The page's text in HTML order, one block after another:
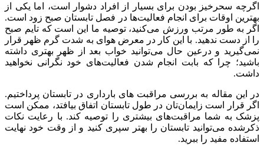
اگرچه سحرخیز بودن برای بسیار از افراد دشوار است، اما یکی از
بهترین اوقات برای انجام فعالیت‌ها در فصل تابستان صبح زود است.
اگر به طور مرتب ورزش می‌کنید، توصیه ما این است که تایم صبح
را از دست ندهید. با این کار در معرض هوای به شدت گرم ظهر قرار
نمی‌گیرید و درعین حال می‌توانید خواب بعد از ظهر بهتری داشته
باشید؛ چرا که بابت انجام شدن فعالیت‌های خود نگرانی‌ نخواهید
داشت.
در این مقاله به بررسی مراقبت های بارداری در تابستان پرداختیم.
اگر قرار است زایمان‌تان در طول تابستان اتفاق بیافتد، ممکن است
پزشک به شما مراقبت‌های بیشتری را توصیه کند. با رعایت نکات
ذکرشده می‌توانید تابستان را بهتر سپری کنید و از وقت خود نهایت
استفاده مفید را ببرید.